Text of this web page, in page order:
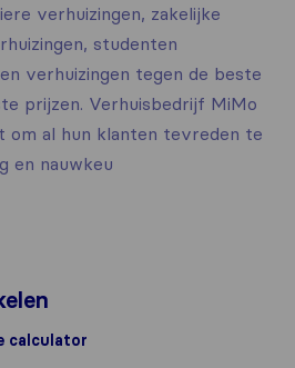
verhuizingen, zakelijke
studenten
verhuizingen tegen de beste
prijzen. Verhuisbedrijf MiMo
om al hun klanten tevreden te
en nauwkeu
calculator